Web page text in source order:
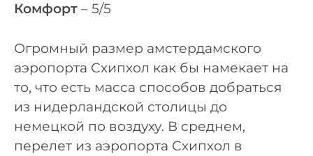
Комфорт – 5/5
Огромный размер амстердамского
аэропорта Схипхол как бы намекает на
то, что есть масса способов добраться
из нидерландской столицы до
немецкой по воздуху. В среднем,
перелет из аэропорта Схипхол в